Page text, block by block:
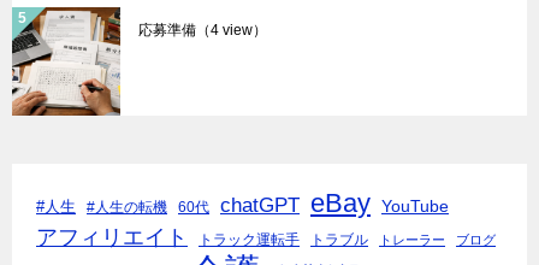
応募準備 （4 view）
#人生 #人生の転機 60代 chatGPT eBay YouTube
アフィリエイト トラック運転手 トラブル トレーラー ブログ